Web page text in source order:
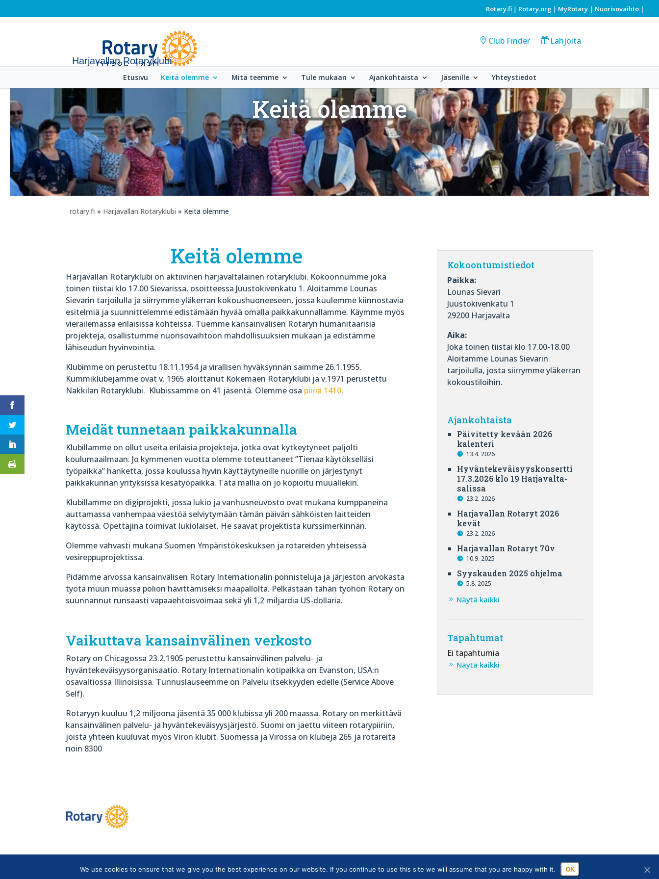
Rotary.fi | Rotary.org | MyRotary | Nuorisovaihto |
Harjavallan Rotaryklubi
Club Finder Lahjoita
Etusivu Keitä olemme Mitä teemme Tule mukaan Ajankohtaista Jäsenille Yhteystiedot
Keitä olemme
rotary.fi » Harjavallan Rotaryklubi » Keitä olemme
Keitä olemme
Harjavallan Rotaryklubi on aktiivinen harjavaltalainen rotaryklubi. Kokoonnumme joka
toinen tiistai klo 17.00 Sievarissa, osoitteessa Juustokivenkatu 1. Aloitamme Lounas
Sievarin tarjoilulla ja siirrymme yläkerran kokoushuoneeseen, jossa kuulemme kiinnostavia
esitelmiä ja suunnittelemme edistämään hyvää omalla paikkakunnallamme. Käymme myös
vierailemassa erilaisissa kohteissa. Tuemme kansainvälisen Rotaryn humanitaarisia
projekteja, osallistumme nuorisovaihtoon mahdollisuuksien mukaan ja edistämme
lähiseudun hyvinvointia.
Klubimme on perustettu 18.11.1954 ja virallisen hyväksynnän saimme 26.1.1955.
Kummiklubejamme ovat v. 1965 aloittanut Kokemäen Rotaryklubi ja v.1971 perustettu
Nakkilan Rotaryklubi. Klubissamme on 41 jäsentä. Olemme osa piiriä 1410.
Meidät tunnetaan paikkakunnalla
Klubillamme on ollut useita erilaisia projekteja, jotka ovat kytkeytyneet paljolti
koulumaailmaan. Jo kymmenen vuotta olemme toteuttaneet ”Tienaa käytökselläsi
työpaikka” hanketta, jossa koulussa hyvin käyttäytyneille nuorille on järjestynyt
paikkakunnan yrityksissä kesätyöpaikka. Tätä mallia on jo kopioitu muuallekin.
Klubillamme on digiprojekti, jossa lukio ja vanhusneuvosto ovat mukana kumppaneina
auttamassa vanhempaa väestöä selviytymään tämän päivän sähköisten laitteiden
käytössä. Opettajina toimivat lukiolaiset. He saavat projektista kurssimerkinnän.
Olemme vahvasti mukana Suomen Ympäristökeskuksen ja rotareiden yhteisessä
vesireppuprojektissa.
Pidämme arvossa kansainvälisen Rotary Internationalin ponnisteluja ja järjestön arvokasta
työtä muun muassa polion hävittämiseksi maapallolta. Pelkästään tähän työhön Rotary on
suunnannut runsaasti vapaaehtoisvoimaa sekä yli 1,2 miljardia US-dollaria.
Vaikuttava kansainvälinen verkosto
Rotary on Chicagossa 23.2.1905 perustettu kansainvälinen palvelu- ja
hyväntekeväisyysorganisaatio. Rotary Internationalin kotipaikka on Evanston, USA:n
osavaltiossa Illinoisissa. Tunnuslauseemme on Palvelu itsekkyyden edelle (Service Above
Self).
Rotaryyn kuuluu 1,2 miljoona jäsentä 35 000 klubissa yli 200 maassa. Rotary on merkittävä
kansainvälinen palvelu- ja hyväntekeväisyysjärjestö. Suomi on jaettu viiteen rotarypiiriin,
joista yhteen kuuluvat myös Viron klubit. Suomessa ja Virossa on klubeja 265 ja rotareita
noin 8300
Kokoontumistiedot
Paikka:
Lounas Sievari
Juustokivenkatu 1
29200 Harjavalta
Aika:
Joka toinen tiistai klo 17.00-18.00
Aloitamme Lounas Sievarin
tarjoilulla, josta siirrymme yläkerran
kokoustiloihin.
Ajankohtaista
Päivitetty kevään 2026
kalenteri
13.4. 2026
Hyväntekeväisyyskonsertti
17.3.2026 klo 19 Harjavalta-
salissa
23.2. 2026
Harjavallan Rotaryt 2026
kevät
23.2. 2026
Harjavallan Rotaryt 70v
10.9. 2025
Syyskauden 2025 ohjelma
5.8. 2025
Näytä kaikki
Tapahtumat
Ei tapahtumia
Näytä kaikki
Copyright © Suomen Rotarypalvelu ry 2026 |Jäsentietojärjestelmän tietosuojaseloste|Henkilötietojen käsittely Rotarytoiminnassa
We use cookies to ensure that we give you the best experience on our website. If you continue to use this site we will assume that you are happy with it. OK